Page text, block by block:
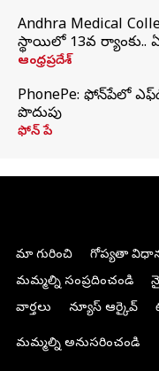
Andhra Medical
స్థాయిలో 13వ
ఆంధ్రప్రదేశ్
PhonePe: ఫోన్‌పేలో
పొదుపు
ఫోన్‌ పే
మా గురించి గోప్యతా
మమ్మల్ని సంప్రదించండి
వార్తలు
న్యూస్ ఆర్కైవ్
మమ్మల్ని అనుసరించండి